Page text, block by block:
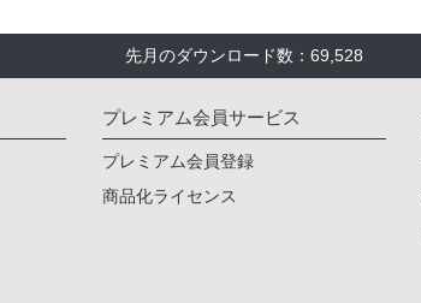
先月のダウンロード数：69,528
プレミアム会員サービス
プレミアム会員登録
商品化ライセンス